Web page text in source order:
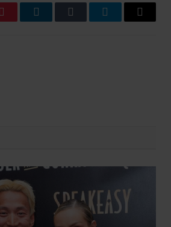
PinterestLinkedInTumblr TelegramEmail